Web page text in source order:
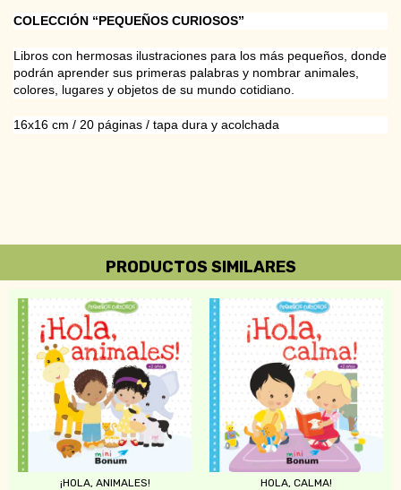
COLECCIÓN “PEQUEÑOS CURIOSOS”
Libros con hermosas ilustraciones para los más pequeños, donde
podrán aprender sus primeras palabras y nombrar animales,
colores, lugares y objetos de su mundo cotidiano.
16x16 cm / 20 páginas / tapa dura y acolchada
PRODUCTOS SIMILARES
¡HOLA, ANIMALES! HOLA, CALMA!